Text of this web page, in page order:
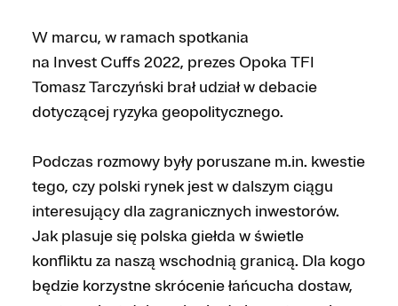
W marcu, w ramach spotkania
na Invest Cuffs 2022, prezes Opoka TFI
Tomasz Tarczyński brał udział w debacie
dotyczącej ryzyka geopolitycznego.
Podczas rozmowy były poruszane m.in. kwestie
tego, czy polski rynek jest w dalszym ciągu
interesujący dla zagranicznych inwestorów.
Jak plasuje się polska giełda w świetle
konfliktu za naszą wschodnią granicą. Dla kogo
będzie korzystne skrócenie łańcucha dostaw,